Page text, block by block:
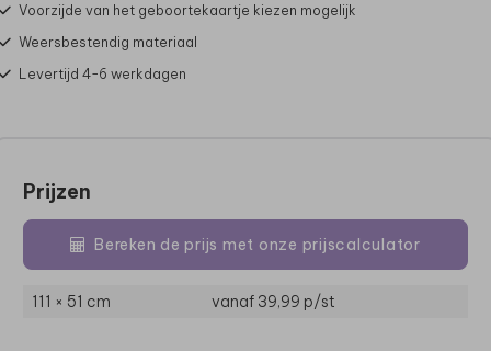
Voorzijde van het geboortekaartje kiezen mogelijk
Weersbestendig materiaal
Levertijd 4-6 werkdagen
Prijzen
Bereken de prijs met onze prijscalculator
111 × 51 cm vanaf 39,99 p/st